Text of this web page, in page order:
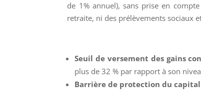
de 1% annuel), sans prise en
retraite, ni des prélèvements sociaux
Seuil de versement des gains
plus de 32 % par rapport à son
Barrière de protection du